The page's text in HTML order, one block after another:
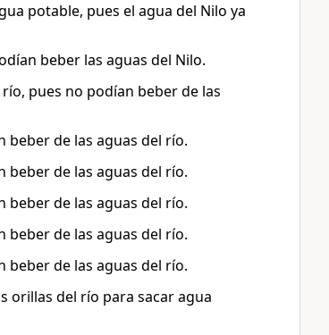
potable, pues el agua del Nilo ya
beber las aguas del Nilo.
pues no podían beber de las
de las aguas del río.
de las aguas del río.
de las aguas del río.
de las aguas del río.
de las aguas del río.
orillas del río para sacar agua